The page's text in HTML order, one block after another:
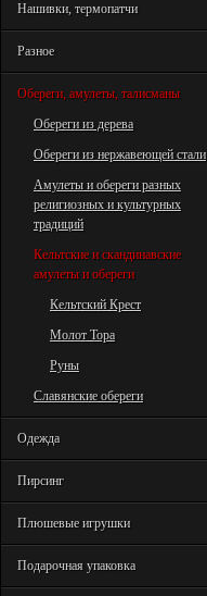
Нашивки, термопатчи
Разное
Обереги, амулеты, талисманы
Обереги из дерева
Обереги из нержавеющей стали
Амулеты и обереги разных
религиозных и культурных
традиций
Кельтские и скандинавские
амулеты и обереги
Кельтский Крест
Молот Тора
Руны
Славянские обереги
Одежда
Пирсинг
Плюшевые игрушки
Подарочная упаковка